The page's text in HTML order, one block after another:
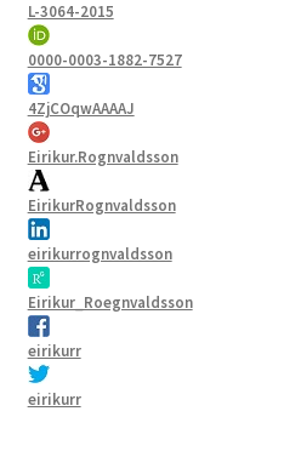
L-3064-2015
0000-0003-1882-7527
4ZjCOqwAAAAJ
Eirikur.Rognvaldsson
EirikurRognvaldsson
eirikurrognvaldsson
Eirikur_Roegnvaldsson
eirikurr
eirikurr